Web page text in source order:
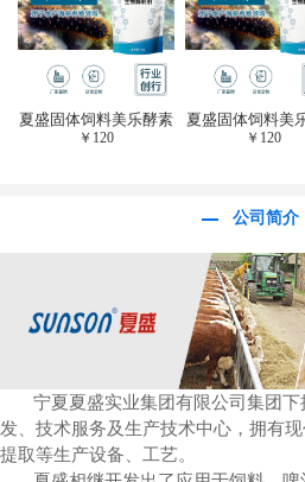
夏盛固体饲料美乐酵素
(水产海参海胆专
￥ 120
夏盛固体饲料美
(水产海参海胆
￥ 120
公司简介
宁夏夏盛实业集团有限公司集团下
发、技术服务及生产技术中心，拥有
提取等生产设备、工艺。